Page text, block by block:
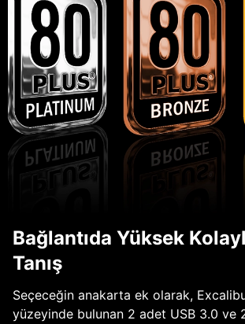
Bağlantıda Yüksek
Tanış
Seçeceğin anakarta ek olarak,
yüzeyinde bulunan 2 adet USB 3.0 ve